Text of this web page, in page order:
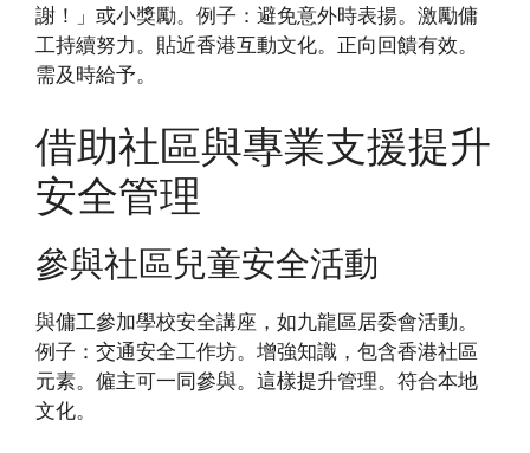
謝！」或小獎勵。例子：避免意外時表揚。激勵傭
工持續努力。貼近香港互動文化。正向回饋有效。
需及時給予。
借助社區與專業支援提升
安全管理
參與社區兒童安全活動
與傭工參加學校安全講座，如九龍區居委會活動。
例子：交通安全工作坊。增強知識，包含香港社區
元素。僱主可一同參與。這樣提升管理。符合本地
文化。